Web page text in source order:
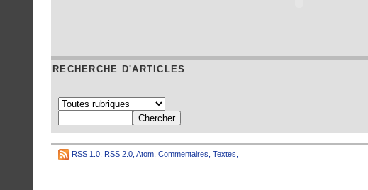
RECHERCHE D'ARTICLES
RSS 1.0 RSS 2.0 Atom Commentaires Textes